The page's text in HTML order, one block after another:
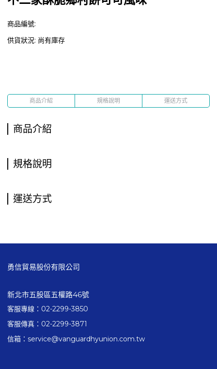
商品編號:
供貨狀況: 尚有庫存
商品介紹 規格說明 運送方式
商品介紹
規格說明
運送方式
勇信貿易股份有限公司
新北市五股區五權路46號
客服專線：02-2299-3850
客服傳真：02-2299-3871
信箱：service@vanguardhyunion.com.tw